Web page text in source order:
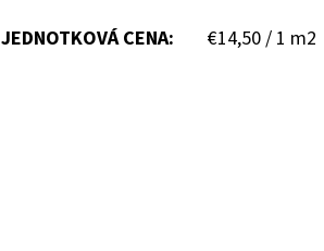
JEDNOTKOVÁ CENA:
Jednotková
€14,50 / 1 m2